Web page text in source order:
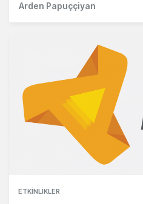
Arden Papuççiyan
ETKINLIKLER